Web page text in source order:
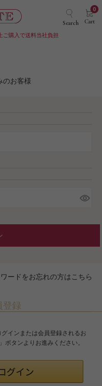
Search Cart
0
ご購入で送料当社負担
のお客様
ードをお忘れの方はこちら
登録
インまたは会員登録されるお
タンよりお進みください。